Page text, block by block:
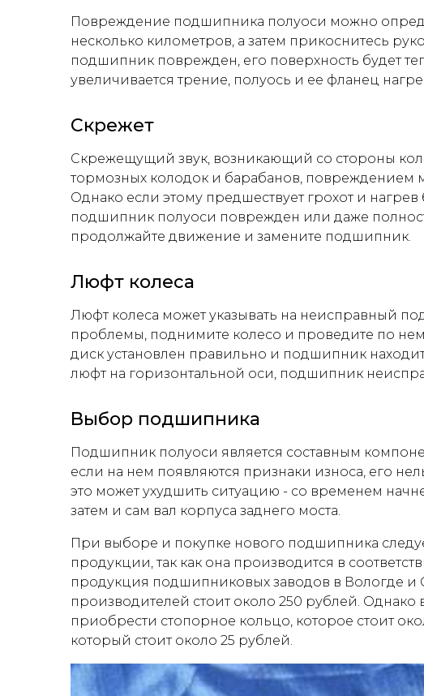
Повреждение подшипника полуоси можно
несколько километров, а затем прикоснитесь
подшипник поврежден, его поверхность будет
увеличивается трение, полуось и ее фланец
Скрежет
Скрежещущий звук, возникающий со стороны
тормозных колодок и барабанов, повреждением
Однако если этому предшествует грохот и
подшипник полуоси поврежден или даже
продолжайте движение и замените подшипник.
Люфт колеса
Люфт колеса может указывать на неисправный
проблемы, поднимите колесо и проведите по
диск установлен правильно и подшипник
люфт на горизонтальной оси, подшипник
Выбор подшипника
Подшипник полуоси является составным
если на нем появляются признаки износа, его
это может ухудшить ситуацию - со временем
затем и сам вал корпуса заднего моста.
При выборе и покупке нового подшипника
продукции, так как она производится в
продукция подшипниковых заводов в Вологде и
производителей стоит около 250 рублей. Однако
приобрести стопорное кольцо, которое стоит
который стоит около 25 рублей.